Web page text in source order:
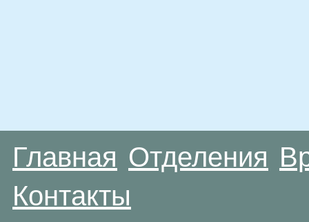
Главная Отделения
Контакты